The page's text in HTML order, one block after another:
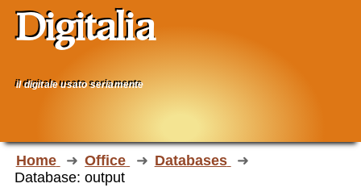
Digitalia
il digitale usato seriamente
Home Office
Databases
Database: output